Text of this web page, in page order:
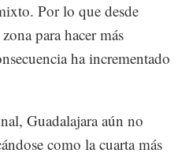
Por lo que desde
para hacer más
ha incrementado
Guadalajara aún no
como la cuarta más